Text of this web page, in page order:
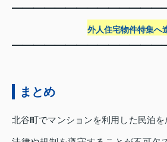
外人住宅物件特集へ
まとめ
北谷町でマンションを利用した民泊を